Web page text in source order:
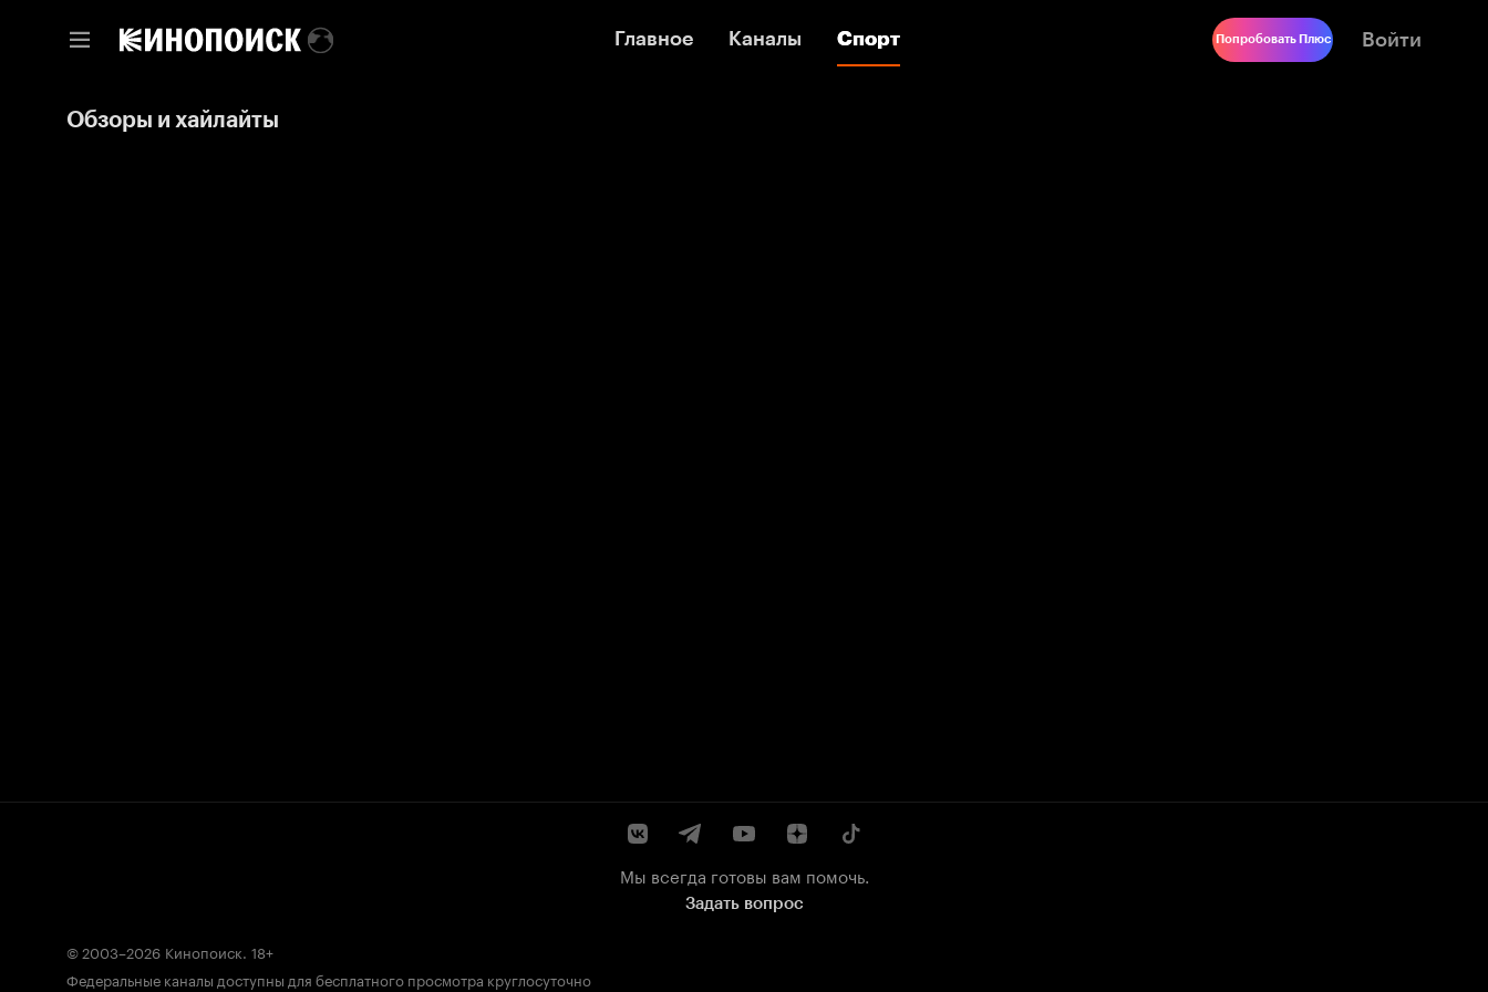
Главное Каналы Спорт
Главное Каналы Спорт Попробовать Плюс Войти
Обзоры и хайлайты
Мы всегда готовы вам помочь.
Задать вопрос
© 2003–2026 Кинопоиск. 18+
Федеральные каналы доступны для бесплатного просмотра круглосуточно